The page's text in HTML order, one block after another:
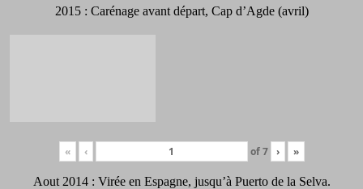
2015 : Carénage avant départ, Cap d’Agde (avril)
« ‹ of7 › »
Aout 2014 : Virée en Espagne, jusqu’à Puerto de la Selva.